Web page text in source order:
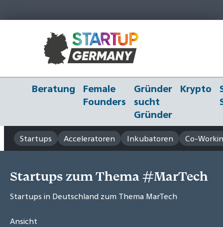
Beratung
Female
Founders
Gründer
sucht
Gründer
Krypto
Startups Acceleratoren Inkubatoren Co-
Startups zum Thema #MarTech
Startups in Deutschland zum Thema MarTech
Ansicht